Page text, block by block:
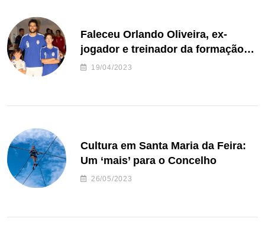
Faleceu Orlando Oliveira, ex-
jogador e treinador da formação
de andebol do Feirense
19/04/2023
Cultura em Santa Maria da Feira:
Um ‘mais’ para o Concelho
26/05/2023